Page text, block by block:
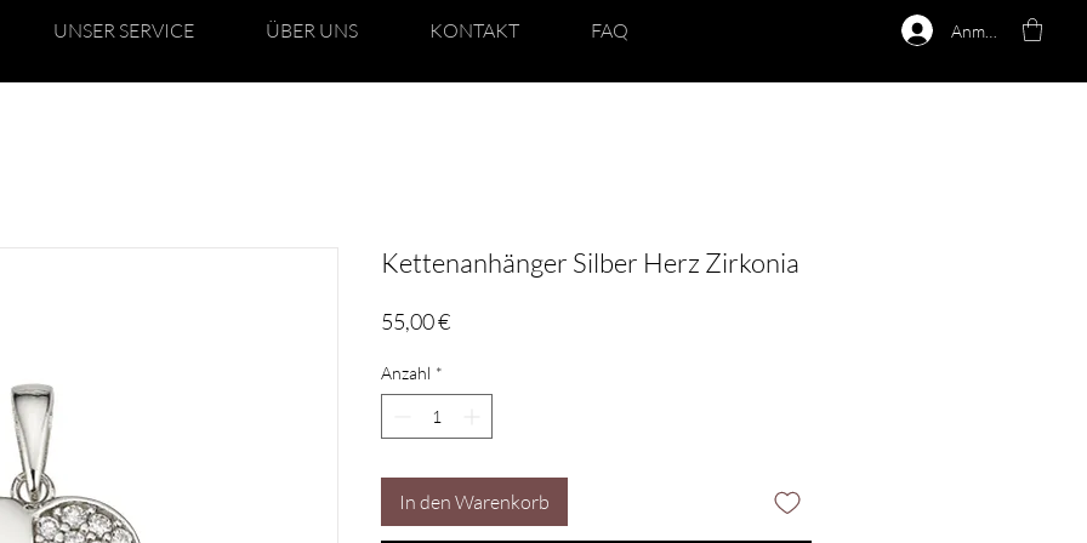
UNSER SERVICE ÜBER UNS KONTAKT FAQ Anmelden
Kettenanhänger Silber Herz Zirkonia
55,00 €Preis
Anzahl *
In den Warenkorb